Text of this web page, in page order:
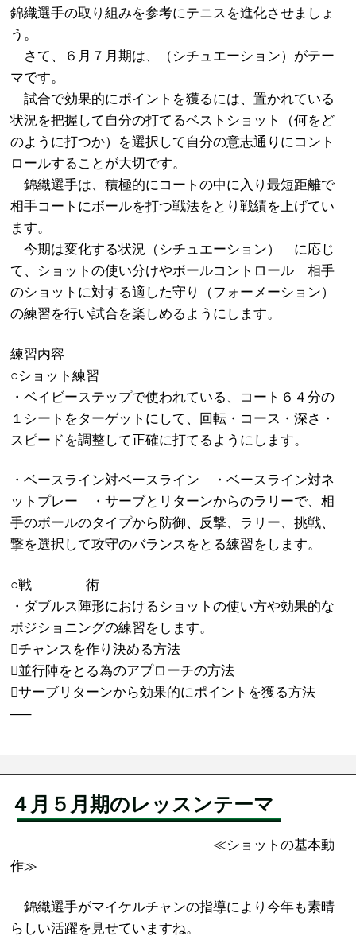
錦織選手の取り組みを参考にテニスを進化させましょ
う。
さて、６月７月期は、（シチュエーション）がテー
マです。
試合で効果的にポイントを獲るには、置かれている
状況を把握して自分の打てるベストショット（何をど
のように打つか）を選択して自分の意志通りにコント
ロールすることが大切です。
錦織選手は、積極的にコートの中に入り最短距離で
相手コートにボールを打つ戦法をとり戦績を上げてい
ます。
今期は変化する状況（シチュエーション） に応じ
て、ショットの使い分けやボールコントロール 相手
のショットに対する適した守り（フォーメーション）
の練習を行い試合を楽しめるようにします。
練習内容
○ショット練習
・ベイビーステップで使われている、コート６４分の
１シートをターゲットにして、回転・コース・深さ・
スピードを調整して正確に打てるようにします。
・ベースライン対ベースライン ・ベースライン対ネ
ットプレー ・サーブとリターンからのラリーで、相
手のボールのタイプから防御、反撃、ラリー、挑戦、
撃を選択して攻守のバランスをとる練習をします。
○戦 術
・ダブルス陣形におけるショットの使い方や効果的な
ポジショニングの練習をします。
チャンスを作り決める方法
並行陣をとる為のアプローチの方法
サーブリターンから効果的にポイントを獲る方法
—–
４月５月期のレッスンテーマ
≪ショットの基本動
作≫
錦織選手がマイケルチャンの指導により今年も素晴
らしい活躍を見せていますね。